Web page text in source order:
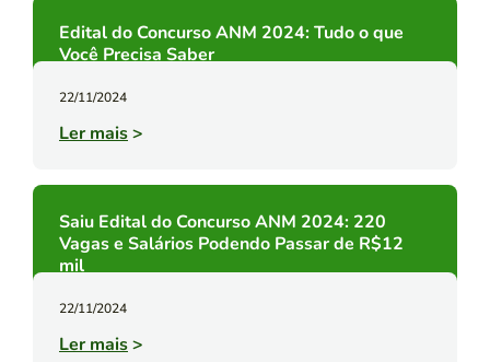
Edital do Concurso ANM 2024: Tudo o que
Você Precisa Saber
22/11/2024
Ler mais>
Saiu Edital do Concurso ANM 2024: 220
Vagas e Salários Podendo Passar de R$12
mil
22/11/2024
Ler mais>